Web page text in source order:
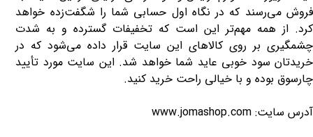
فروش می‌رسند که در نگاه اول حسابی شما را شگفت‌زده خواهد
کرد. از همه مهم‌تر این است که تخفیفات گسترده و به شدت
چشمگیری بر روی کالاهای این سایت قرار داده می‌شود که در
خریدتان سود خوبی عاید شما خواهد شد. این سایت مورد تأیید
چارسوق بوده و با خیالی راحت خرید کنید.
آدرس سایت: www.jomashop.com